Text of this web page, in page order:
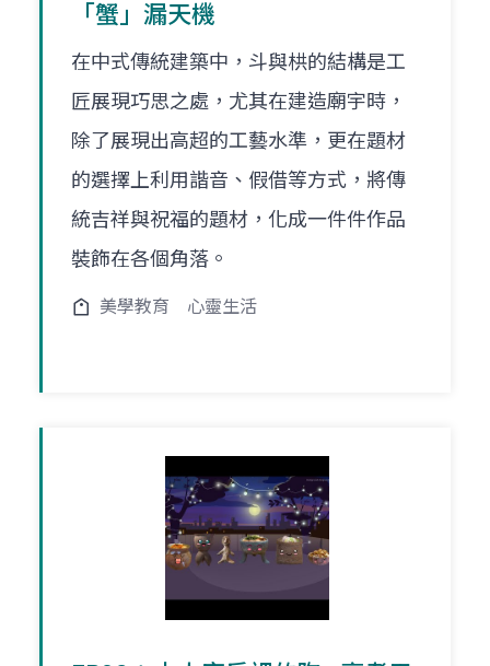
「蟹」漏天機
在中式傳統建築中，斗與栱的結構是工
匠展現巧思之處，尤其在建造廟宇時，
除了展現出高超的工藝水準，更在題材
的選擇上利用諧音、假借等方式，將傳
統吉祥與祝福的題材，化成一件件作品
裝飾在各個角落。
美學教育 心靈生活